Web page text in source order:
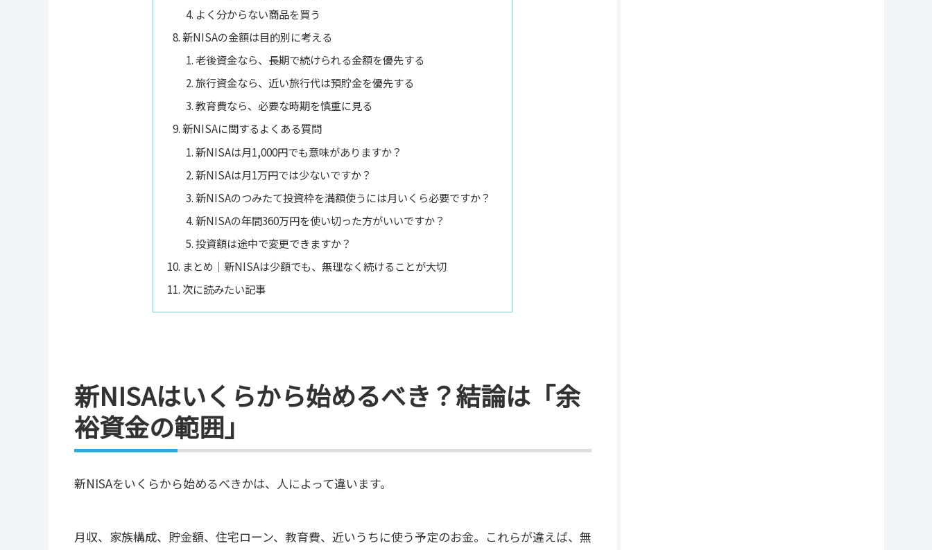
よく分からない商品を買う
新NISAの金額は目的別に考える
老後資金なら、長期で続けられる金額を優先する
旅行資金なら、近い旅行代は預貯金を優先する
教育費なら、必要な時期を慎重に見る
新NISAに関するよくある質問
新NISAは月1,000円でも意味がありますか？
新NISAは月1万円では少ないですか？
新NISAのつみたて投資枠を満額使うには月いくら必要ですか？
新NISAの年間360万円を使い切った方がいいですか？
投資額は途中で変更できますか？
まとめ｜新NISAは少額でも、無理なく続けることが大切
次に読みたい記事
新NISAはいくらから始めるべき？結論は「余
裕資金の範囲」
新NISAをいくらから始めるべきかは、人によって違います。
月収、家族構成、貯金額、住宅ローン、教育費、近いうちに使う予定のお金。これらが違えば、無